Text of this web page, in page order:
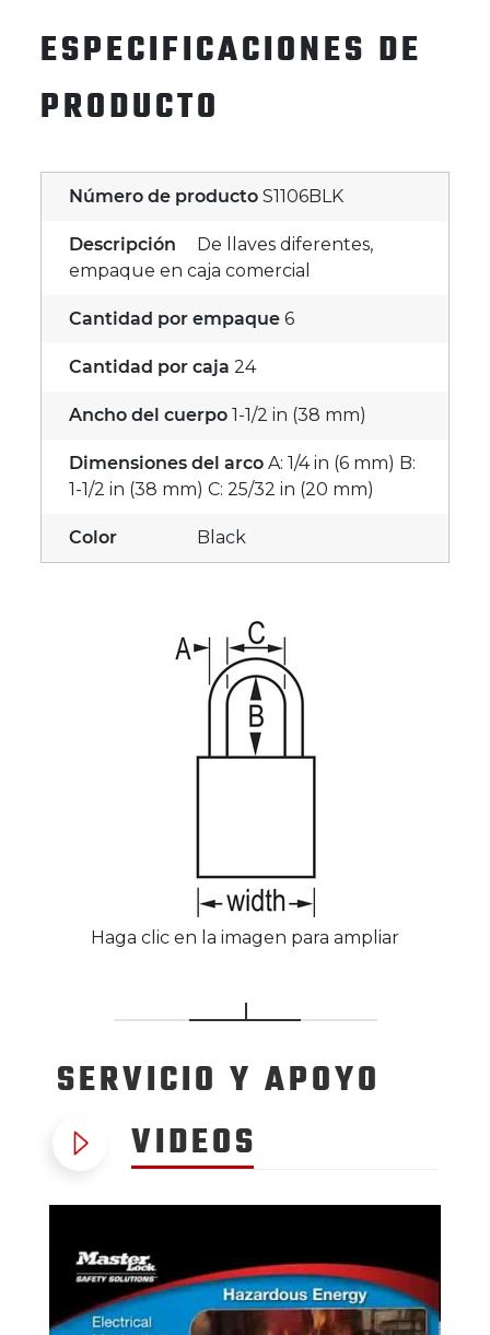
ESPECIFICACIONES DE
PRODUCTO
Número de producto S1106BLK
Descripción
De llaves diferentes,
empaque en caja comercial
Cantidad por empaque 6
Cantidad por caja 24
Ancho del cuerpo 1-1/2 in (38 mm)
Dimensiones del arco A: 1/4 in (6 mm) B:
1-1/2 in (38 mm) C: 25/32 in (20 mm)
Color Black
Haga clic en la imagen para ampliar
SERVICIO Y APOYO
VIDEOS